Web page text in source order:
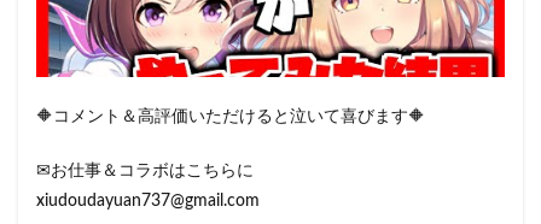
🔶コメント＆高評価いただけると泣いて喜びます🔶
✉お仕事＆コラボはこちらに
xiudoudayuan737@gmail.com